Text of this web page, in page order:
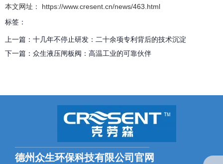
本文网址： https://www.cresent.cn/news/463.html
标签：
上一篇： 十几年不停止研发：二十余项专利背后的技术沉淀
下一篇： 众生液压闸板阀：高温工业的可靠伙伴
相关文章
德州众生环保科技有限公司官网